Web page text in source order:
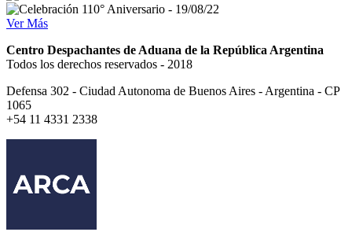
Ver Más
Centro Despachantes de Aduana de la República Argentina
Todos los derechos reservados - 2018
Defensa 302 - Ciudad Autonoma de Buenos Aires - Argentina - CP
1065
+54 11 4331 2338